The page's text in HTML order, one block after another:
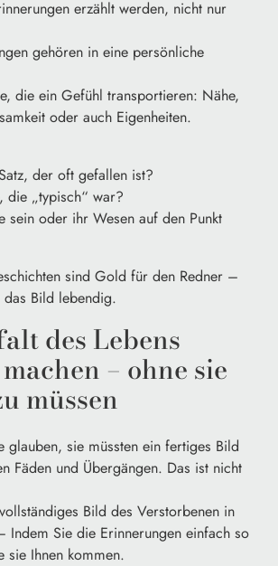
erzählt werden, nicht nur
gehören in eine persönliche
die ein Gefühl transportieren: Nähe,
oder auch Eigenheiten.
der oft gefallen ist?
die „typisch“ war?
sein oder ihr Wesen auf den Punkt
sind Gold für den Redner –
Bild lebendig.
des Lebens
– ohne sie
müssen
glauben, sie müssten ein fertiges Bild
Fäden und Übergängen. Das ist nicht
Bild des Verstorbenen in
Indem Sie die Erinnerungen einfach so
sie Ihnen kommen.